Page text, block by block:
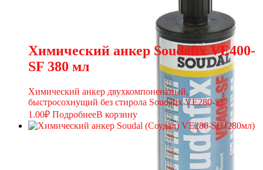
Химический анкер Soudafix VE400-
SF 380 мл
Химический анкер двухкомпонентный,
быстросохнущий без стирола Soudafix VE280-SF
1.00₽ ПодробнееВ корзину